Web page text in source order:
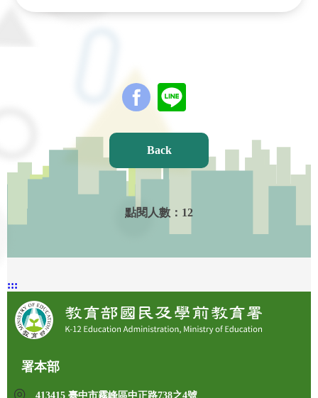
Back
點閱人數： 12
:::
署本部
413415 臺中市霧峰區中正路738之4號